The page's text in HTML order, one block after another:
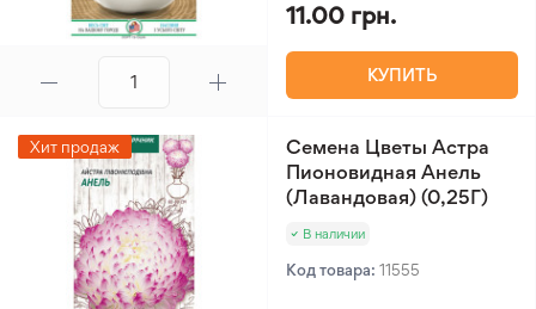
11.00 грн.
КУПИТЬ
Хит продаж
Семена Цветы Астра
Пионовидная Анель
(Лавандовая) (0,25Г)
В наличии
Код товара: 11555